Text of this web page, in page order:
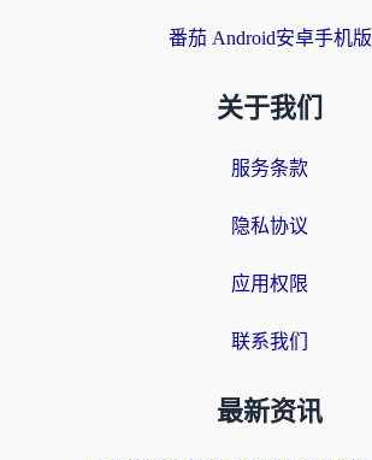
番茄 Android安卓手机版
关于我们
服务条款
隐私协议
应用权限
联系我们
最新资讯